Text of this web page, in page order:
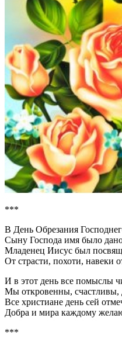
***
В День Обрезания
Сыну Господа имя было
Младенец Иисус был
От страсти, похоти, навеки
И в этот день все помыслы
Мы откровенны, счастливы,
Все христиане день сей
Добра и мира каждому
***